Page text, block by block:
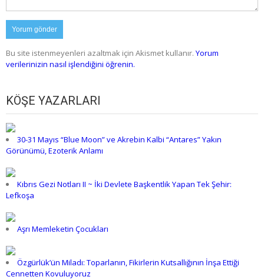
Bu site istenmeyenleri azaltmak için Akismet kullanır. Yorum
verilerinizin nasıl işlendiğini öğrenin.
KÖŞE YAZARLARI
30-31 Mayıs “Blue Moon” ve Akrebin Kalbi “Antares” Yakın
Görünümü, Ezoterik Anlamı
Kıbrıs Gezi Notları II ~ İki Devlete Başkentlik Yapan Tek Şehir:
Lefkoşa
Aşrı Memleketin Çocukları
Özgürlük’ün Miladı: Toparlanın, Fikirlerin Kutsallığının İnşa Ettiği
Cennetten Kovuluyoruz